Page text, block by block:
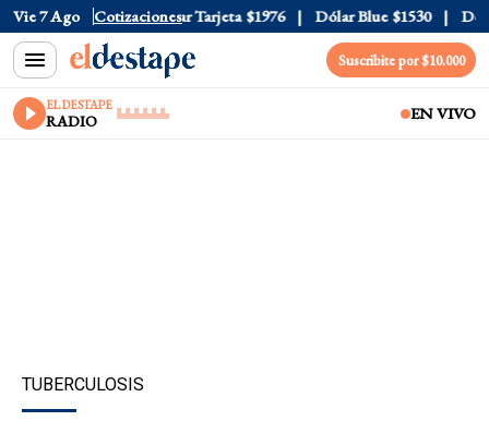
Vie 7 Ago Cotizaciones
$1520 Dólar Tarjeta $1976 Dólar Blue $1530 Dólar
Suscribite por $10.000
EL DESTAPE
RADIO EN VIVO
TUBERCULOSIS